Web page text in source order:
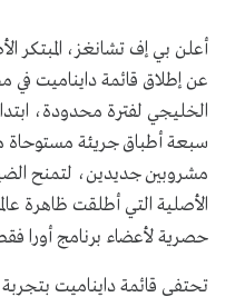
أعلن بي إف تشانغز، المبتكر
عن إطلاق قائمة دايناميت
سبعة أطباق جريئة مستوحاة
مشروبين جديدين، لتمنح
الأصلية التي أطلقت ظاهرة
حصرية لأعضاء برنامج أورا
تحتفي قائمة دايناميت